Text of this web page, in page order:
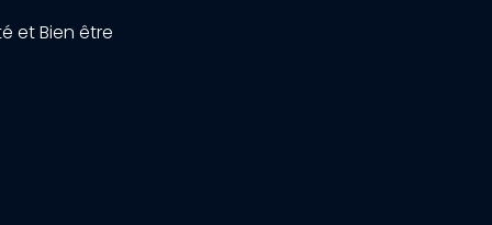
et Bien être